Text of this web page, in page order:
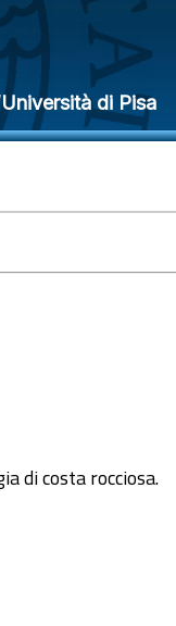
di Pisa
di costa rocciosa.